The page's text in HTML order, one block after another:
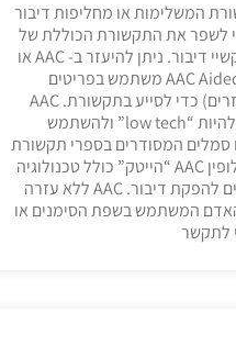
המשלימות או מחליפות דיבור
לשפר את התקשורת הכוללת של
אנשים עם קשיי דיבור. ניתן להיעזר ב- AAC או
ללא סיוע. AAC Aided משתמש בפריטים
חיצוניים (עזרים) כדי לסייע בתקשורת. AAC
מסייע יכול להיות “low tech” ולהשתמש
סמלים המסודרים בספרי תקשורת
ולוחות. לחלופין AAC “הייטק” כולל טכנולוגיה
כגון מכשירים להפקת דיבור. AAC ללא עזרה
המשתמש בשפת הסימנים או
לתקשר